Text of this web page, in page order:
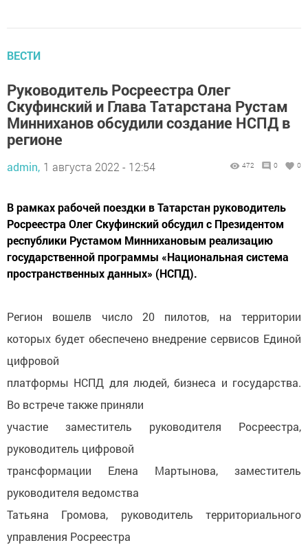
ВЕСТИ
Руководитель Росреестра Олег
Скуфинский и Глава Татарстана Рустам
Минниханов обсудили создание НСПД в
регионе
admin, 1 августа 2022 - 12:54 472 0 0
В рамках рабочей поездки в Татарстан руководитель
Росреестра Олег Скуфинский обсудил с Президентом
республики Рустамом Миннихановым реализацию
государственной программы «Национальная система
пространственных данных» (НСПД).
Регион вошелв число 20 пилотов, на территории
которых будет обеспечено внедрение сервисов Единой
цифровой
платформы НСПД для людей, бизнеса и государства.
Во встрече также приняли
участие заместитель руководителя Росреестра,
руководитель цифровой
трансформации Елена Мартынова, заместитель
руководителя ведомства
Татьяна Громова, руководитель территориального
управления Росреестра